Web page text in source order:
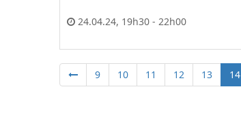
24.04.24, 19h30 - 22h00
9 10 11 12 13 14